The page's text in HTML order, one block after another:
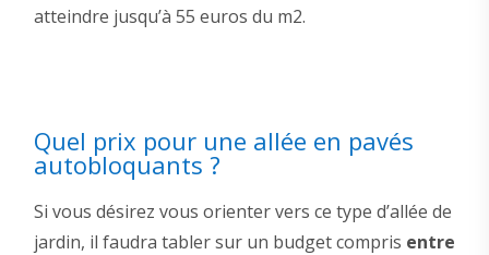
atteindre jusqu’à 55 euros du m2.
Quel prix pour une allée en pavés
autobloquants ?
Si vous désirez vous orienter vers ce type d’allée de
jardin, il faudra tabler sur un budget compris entre